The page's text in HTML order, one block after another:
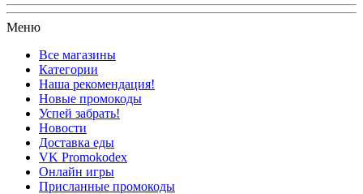
Меню
Все магазины
Категории
Наша рекомендация!
Новые промокоды
Успей забрать!
Новости
Доставка еды
VK Promokodex
Онлайн игры
Присланные промокоды